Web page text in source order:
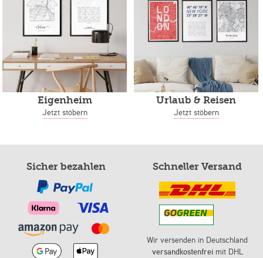
Eigenheim
Jetzt stöbern
Urlaub & Reisen
Jetzt stöbern
Sicher bezahlen Schneller Versand
Wir versenden in Deutschland
versandkostenfreimit DHL